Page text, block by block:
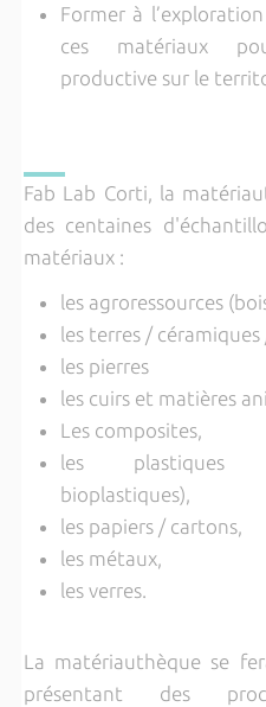
Former à
ces matériaux
productive sur le
Fab Lab Corti, la
des centaines
matériaux :
les agroressources
les terres /
les pierres
les cuirs et matières
Les composites,
les plastiques
bioplastiques),
les papiers / cartons,
les métaux,
les verres.
La matériauthèque se
présentant des